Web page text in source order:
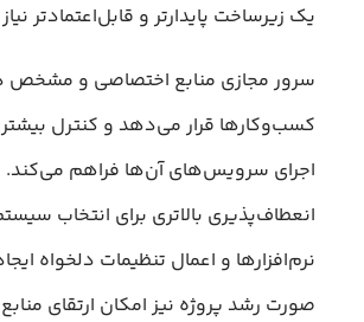
یک زیرساخت پایدارتر و قابل‌اعتمادتر
سرور مجازی منابع اختصاصی و مشخص
کسب‌وکارها قرار می‌دهد و کنترل
اجرای سرویس‌های آن‌ها فراهم می‌کند.
انعطاف‌پذیری بالاتری برای انتخاب
نرم‌افزارها و اعمال تنظیمات دلخواه
صورت رشد پروژه نیز امکان ارتقای